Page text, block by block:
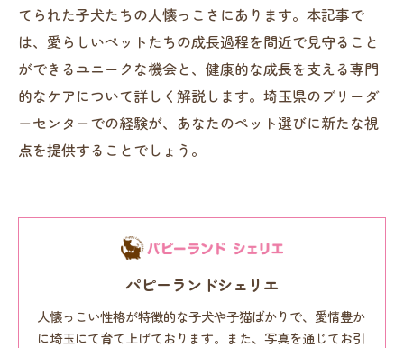
てられた子犬たちの人懐っこさにあります。本記事で
は、愛らしいペットたちの成長過程を間近で見守ること
ができるユニークな機会と、健康的な成長を支える専門
的なケアについて詳しく解説します。埼玉県のブリーダ
ーセンターでの経験が、あなたのペット選びに新たな視
点を提供することでしょう。
パピーランドシェリエ
人懐っこい性格が特徴的な子犬や子猫ばかりで、愛情豊か
に埼玉にて育て上げております。また、写真を通じてお引